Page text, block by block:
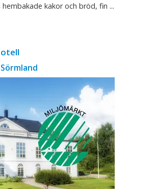
kakor och bröd, fin ...